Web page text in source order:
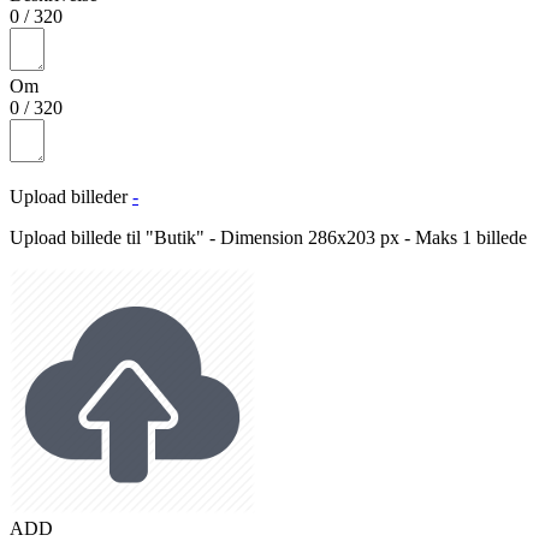
0 /320
Om
0 /320
Upload billeder -
Upload billede til "Butik" - Dimension 286x203 px - Maks 1 billede
ADD